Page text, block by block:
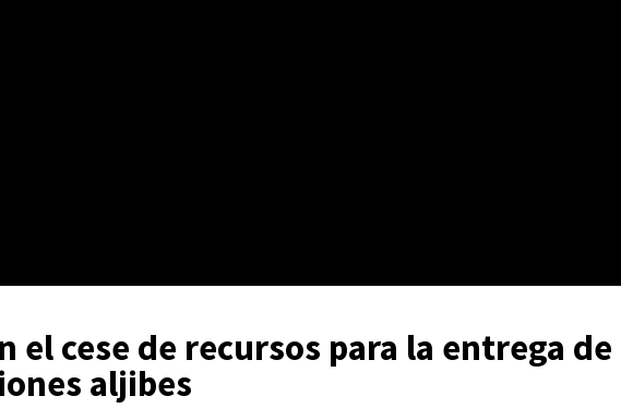
el cese de recursos para la entrega de
aljibes